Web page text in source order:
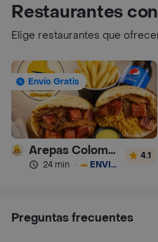
Restaurantes
Elige restaurantes que
Envío Gratis
Arepas Colombianas Premium
24 min · ENVÍO GRATIS
4.1
Preguntas frecuentes